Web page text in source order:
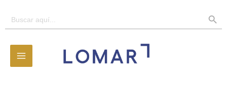
Buscar: